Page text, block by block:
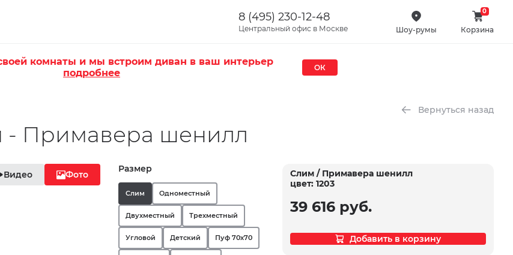
8 (495) 230-12-48
Центральный офис в Москве Шоу-румы
0
Корзина
комнаты и мы встроим диван в ваш интерьер
подробнее
ОК
Вернуться назад
Примавера шенилл
Видео Фото
Размер
Слим Одноместный
Двухместный Трехместный
Угловой Детский Пуф 70х70
Слим / Примавера шенилл
цвет: 1203
39 616 руб.
Добавить в корзину